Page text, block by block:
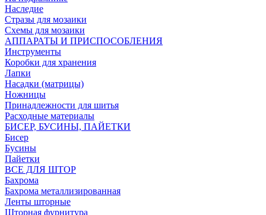
Наследие
Стразы для мозаики
Схемы для мозаики
АППАРАТЫ И ПРИСПОСОБЛЕНИЯ
Инструменты
Коробки для хранения
Лапки
Насадки (матрицы)
Ножницы
Принадлежности для шитья
Расходные материалы
БИСЕР, БУСИНЫ, ПАЙЕТКИ
Бисер
Бусины
Пайетки
ВСЕ ДЛЯ ШТОР
Бахрома
Бахрома металлизированная
Ленты шторные
Шторная фурнитура